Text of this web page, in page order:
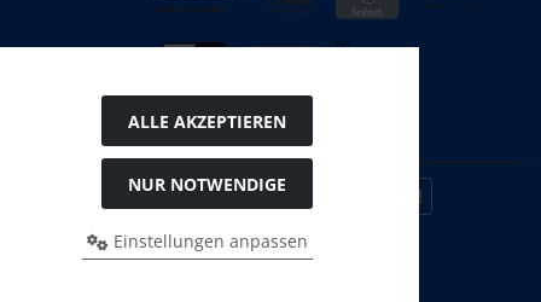
Social Media
ALLE AKZEPTIEREN
NUR NOTWENDIGE
Einstellungen anpassen